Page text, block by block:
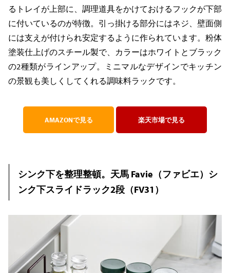
るトレイが上部に、調理道具をかけておけるフックが下部
に付いているのが特徴。引っ掛ける部分にはネジ、壁面側
には支えが付けられ安定するように作られています。粉体
塗装仕上げのスチール製で、カラーはホワイトとブラック
の2種類がラインアップ。ミニマルなデザインでキッチン
の景観も美しくしてくれる調味料ラックです。
AMAZONで見る 楽天市場で見る
シンク下を整理整頓。天馬 Favie（ファビエ）シ
ンク下スライドラック2段（FV31）